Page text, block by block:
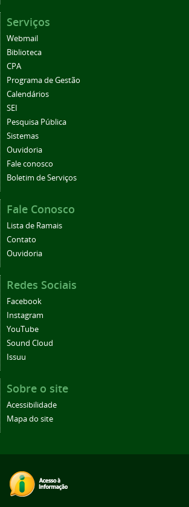
Serviços
Webmail
Biblioteca
CPA
Programa de Gestão
Calendários
SEI
Pesquisa Pública
Sistemas
Ouvidoria
Fale conosco
Boletim de Serviços
Fale Conosco
Lista de Ramais
Contato
Ouvidoria
Redes Sociais
Facebook
Instagram
YouTube
Sound Cloud
Issuu
Sobre o site
Acessibilidade
Mapa do site